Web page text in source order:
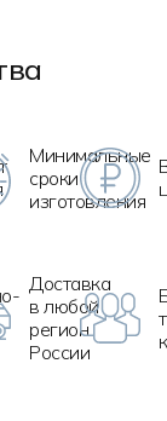
Минимальные
сроки
изготовления
- Доставка
в любой
регион
России